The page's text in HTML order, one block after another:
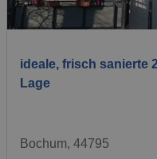
ideale, frisch sanierte
Lage
Bochum, 44795